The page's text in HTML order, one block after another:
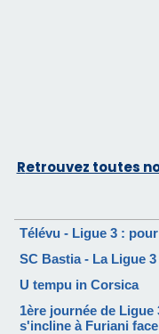
Retrouvez toutes nos Stonde di Vita en cliquant sur
Télévu - Ligue 3 :
SC Bastia - La Ligue
U tempu in Corsica
1ère journée de
s'incline à Furiani